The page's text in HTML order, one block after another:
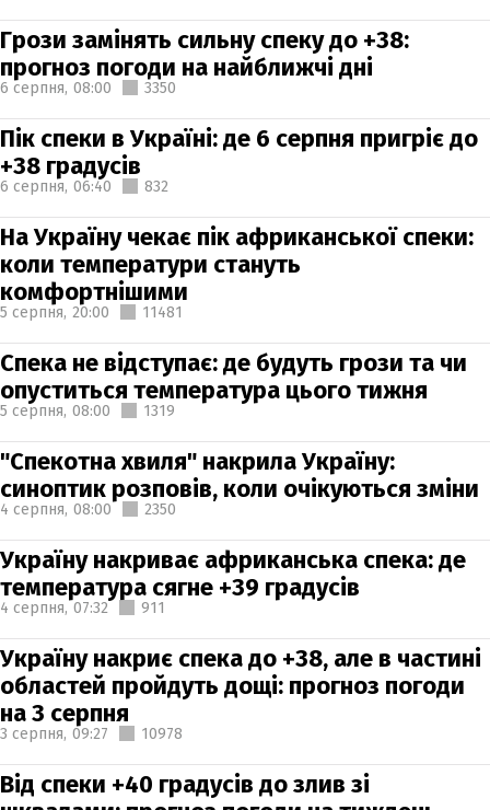
Грози замінять сильну спеку до +38:
прогноз погоди на найближчі дні
6 серпня, 08:00 3350
Пік спеки в Україні: де 6 серпня пригріє до
+38 градусів
6 серпня, 06:40 832
На Україну чекає пік африканської спеки:
коли температури стануть
комфортнішими
5 серпня, 20:00 11481
Спека не відступає: де будуть грози та чи
опуститься температура цього тижня
5 серпня, 08:00 1319
"Спекотна хвиля" накрила Україну:
синоптик розповів, коли очікуються зміни
4 серпня, 08:00 2350
Україну накриває африканська спека: де
температура сягне +39 градусів
4 серпня, 07:32 911
Україну накриє спека до +38, але в частині
областей пройдуть дощі: прогноз погоди
на 3 серпня
3 серпня, 09:27 10978
Від спеки +40 градусів до злив зі